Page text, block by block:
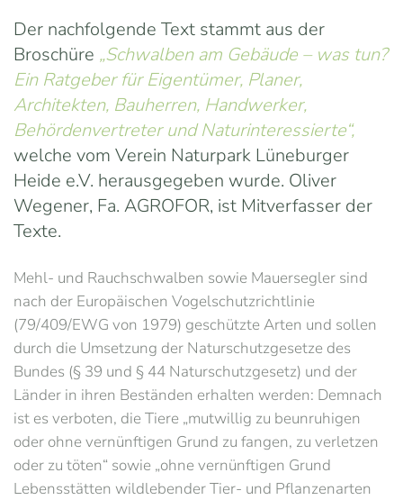
Der nachfolgende Text stammt aus der
Broschüre „Schwalben am Gebäude – was tun?
Ein Ratgeber für Eigentümer, Planer,
Architekten, Bauherren, Handwerker,
Behördenvertreter und Naturinteressierte“,
welche vom Verein Naturpark Lüneburger
Heide e.V. herausgegeben wurde. Oliver
Wegener, Fa. AGROFOR, ist Mitverfasser der
Texte.
Mehl- und Rauchschwalben sowie Mauersegler sind
nach der Europäischen Vogelschutzrichtlinie
(79/409/EWG von 1979) geschützte Arten und sollen
durch die Umsetzung der Naturschutzgesetze des
Bundes (§ 39 und § 44 Naturschutzgesetz) und der
Länder in ihren Beständen erhalten werden: Demnach
ist es verboten, die Tiere „mutwillig zu beunruhigen
oder ohne vernünftigen Grund zu fangen, zu verletzen
oder zu töten“ sowie „ohne vernünftigen Grund
Lebensstätten wildlebender Tier- und Pflanzenarten